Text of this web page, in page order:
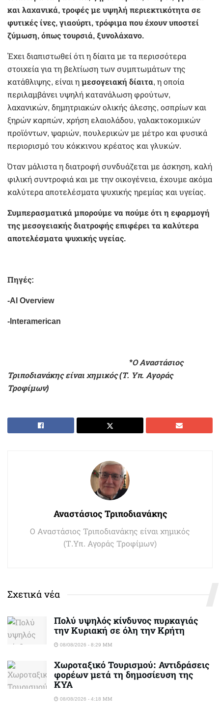
και λαχανικά, τροφές με υψηλή περιεκτικότητα σε
φυτικές ίνες, γιαούρτι, τρόφιμα που έχουν υποστεί
ζύμωση, όπως τουρσιά, ξυνολάχανο.
Έχει διαπιστωθεί ότι η δίαιτα με τα περισσότερα
στοιχεία για τη βελτίωση των συμπτωμάτων της
κατάθλιψης, είναι η μεσογειακή δίαιτα, η οποία
περιλαμβάνει υψηλή κατανάλωση φρούτων,
λαχανικών, δημητριακών ολικής άλεσης, οσπρίων και
ξηρών καρπών, χρήση ελαιολάδου, γαλακτοκομικών
προϊόντων, ψαριών, πουλερικών με μέτρο και φυσικά
περιορισμό του κόκκινου κρέατος και γλυκών.
Όταν μάλιστα η διατροφή συνδυάζεται με άσκηση, καλή
φιλική συντροφιά και με την οικογένεια, έχουμε ακόμα
καλύτερα αποτελέσματα ψυχικής ηρεμίας και υγείας.
Συμπερασματικά μπορούμε να πούμε ότι η εφαρμογή
της μεσογειακής διατροφής επιφέρει τα καλύτερα
αποτελέσματα ψυχικής υγείας.
Πηγές:
-Al Overview
-Interamerican
*Ο Αναστάσιος
Τριποδιανάκης είναι χημικός (Τ. Υπ. Αγοράς
Τροφίμων)
Αναστάσιος Τριποδιανάκης
Ο Αναστάσιος Τριποδιανάκης είναι χημικός
(Τ.Υπ. Αγοράς Τροφίμων)
Σχετικά νέα
Πολύ υψηλός κίνδυνος πυρκαγιάς
την Κυριακή σε όλη την Κρήτη
08/08/2026 - 8:29 ΜΜ
Χωροταξικό Τουρισμού: Αντιδράσεις
φορέων μετά τη δημοσίευση της
ΚΥΑ
08/08/2026 - 4:18 ΜΜ